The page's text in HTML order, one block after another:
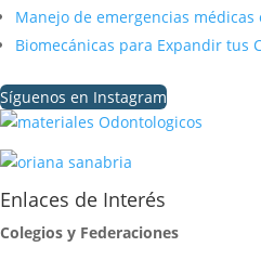
Manejo de emergencias
Biomecánicas para Expandir tus
Síguenos en Instagram
Enlaces de Interés
Colegios y Federaciones